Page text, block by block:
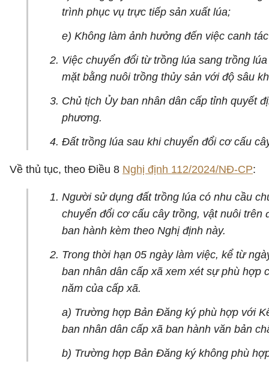
trình phục vụ trực tiếp sản xuất lúa;
e) Không làm ảnh hưởng đến việc canh
Việc chuyển đổi từ trồng lúa sang trồng
mặt bằng nuôi trồng thủy sản với độ sâu
Chủ tịch Ủy ban nhân dân cấp tỉnh quyết
phương.
Đất trồng lúa sau khi chuyển đổi cơ cấu
Về thủ tục, theo Điều 8 Nghị định 112/2024/NĐ-CP:
Người sử dụng đất trồng lúa có nhu cầu
chuyển đổi cơ cấu cây trồng, vật nuôi
ban hành kèm theo Nghị định này.
Trong thời hạn 05 ngày làm việc, kể từ
ban nhân dân cấp xã xem xét sự phù hợp
năm của cấp xã.
a) Trường hợp Bản Đăng ký phù hợp với
ban nhân dân cấp xã ban hành văn bản
b) Trường hợp Bản Đăng ký không phù